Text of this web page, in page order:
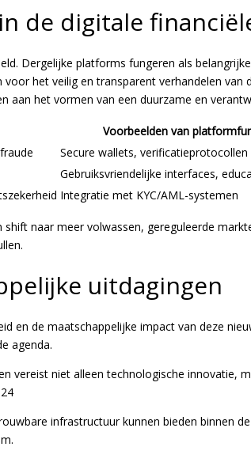
de digitale
Dergelijke platforms fungeren als
het veilig en transparent verhandelen
aan het vormen van een duurzame en
Voorbeelden van
Secure wallets, verificatieprotocollen
Gebruiksvriendelijke interfaces,
Integratie met KYC/AML-systemen
naar meer volwassen, gereguleerde
uitdagingen
en de maatschappelijke impact van deze
agenda.
vereist niet alleen technologische innovatie,
infrastructuur kunnen bieden binnen